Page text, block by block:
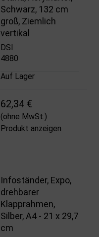
Schwarz, 132 cm
groß, Ziemlich
vertikal
DSI
4880
Auf Lager
62,34 €
(ohne MwSt.)
Produkt anzeigen
Infoständer, Expo,
drehbarer
Klapprahmen,
Silber, A4 - 21 x 29,7
cm